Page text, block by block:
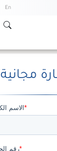
En
مجانية